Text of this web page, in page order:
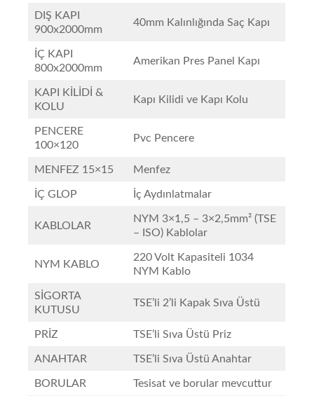
DIŞ KAPI
900x2000mm
40mm Kalınlığında Saç Kapı
İÇ KAPI
800x2000mm
Amerikan Pres Panel Kapı
KAPI KİLİDİ &
KOLU
Kapı Kilidi ve Kapı Kolu
PENCERE
100×120
Pvc Pencere
MENFEZ 15×15 Menfez
İÇ GLOP İç Aydınlatmalar
KABLOLAR
NYM 3×1,5 – 3×2,5mm² (TSE
– ISO) Kablolar
NYM KABLO
220 Volt Kapasiteli 1034
NYM Kablo
SİGORTA
KUTUSU
TSE’li 2’li Kapak Sıva Üstü
PRİZ TSE’li Sıva Üstü Priz
ANAHTAR TSE’li Sıva Üstü Anahtar
BORULAR Tesisat ve borular mevcuttur